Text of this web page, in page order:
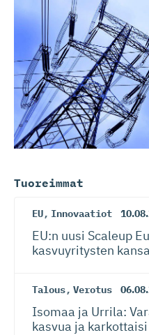
Tuoreimmat
EU, Innovaatiot
EU:n uusi Scaleup
kasvuyritysten
Talous, Verotus
Isomaa ja Urrila:
kasvua ja